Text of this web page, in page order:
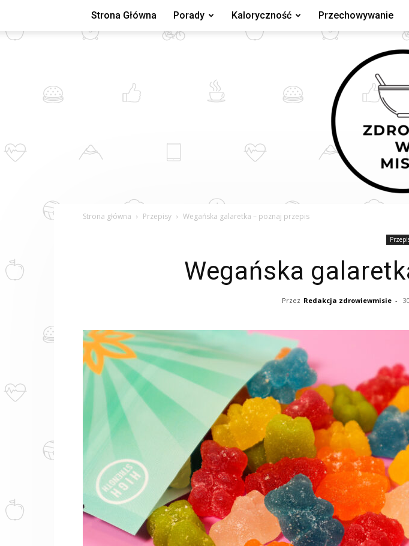
Strona Główna Porady Kaloryczność Przechowywanie
Strona główna Przepisy Wegańska galaretka – poznaj przepis
Wegańska
Przez Redakcja zdrowiewmisie -